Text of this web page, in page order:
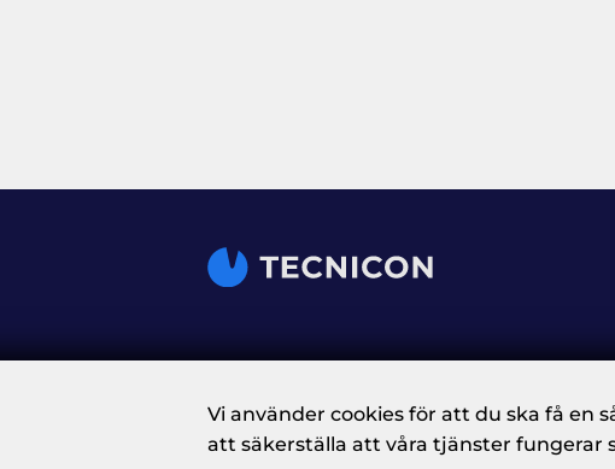
Vi använder cookies för att du ska få en
att säkerställa att våra tjänster fungerar